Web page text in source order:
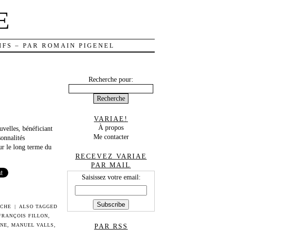
– PAR ROMAIN PIGENEL
bénéficiant
le long terme du
|
ALSO TAGGED
FILLON
MANUEL VALLS
Recherche pour:
VARIAE!
À propos
Me contacter
RECEVEZ VARIAE
PAR MAIL
Saisissez votre email:
PAR RSS